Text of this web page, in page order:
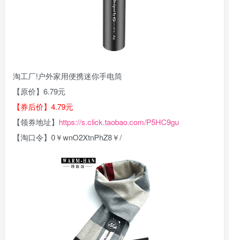
淘工厂!户外家用便携迷你手电筒
【原价】6.79元
【券后价】4.79元
【领券地址】 https://s.click.taobao.com/P5HC9gu
【淘口令】0￥wnO2XtnPhZ8￥/